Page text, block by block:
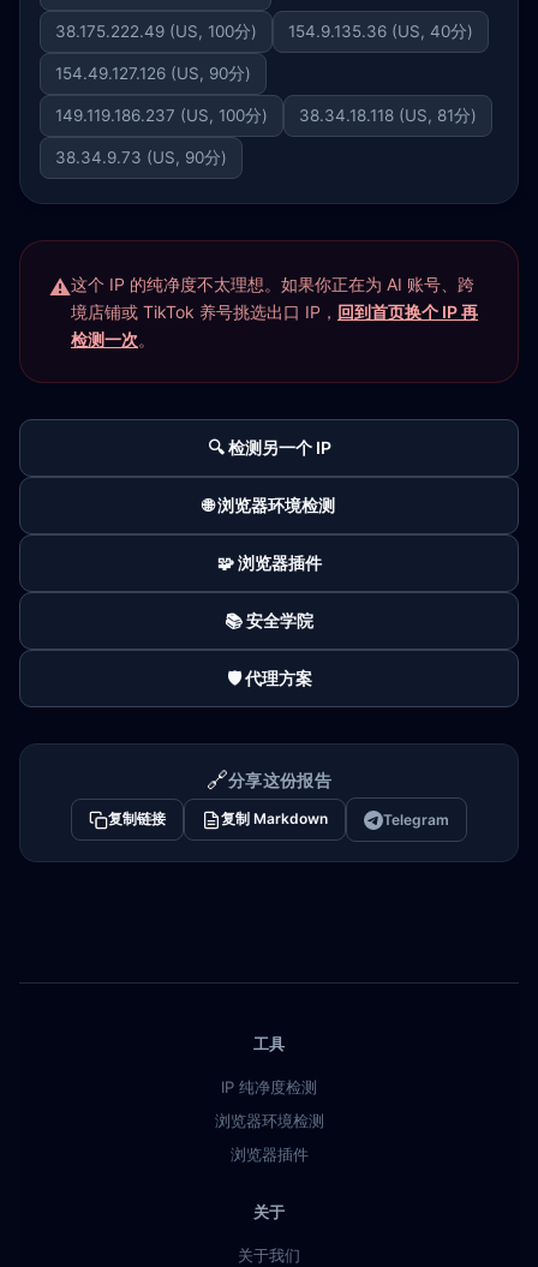
38.175.222.49 (US, 100分) 154.9.135.36 (US, 40分)
154.49.127.126 (US, 90分)
149.119.186.237 (US, 100分) 38.34.18.118 (US, 81分)
38.34.9.73 (US, 90分)
这个 IP 的纯净度不太理想。如果你正在为 AI 账号、跨
境店铺或 TikTok 养号挑选出口 IP， 回到首页换个 IP 再
检测一次。
🔍 检测另一个 IP
🌐 浏览器环境检测
🧩 浏览器插件
📚 安全学院
🛡️ 代理方案
🔗分享这份报告
复制链接 复制 Markdown Telegram
工具
IP 纯净度检测
浏览器环境检测
浏览器插件
关于
关于我们